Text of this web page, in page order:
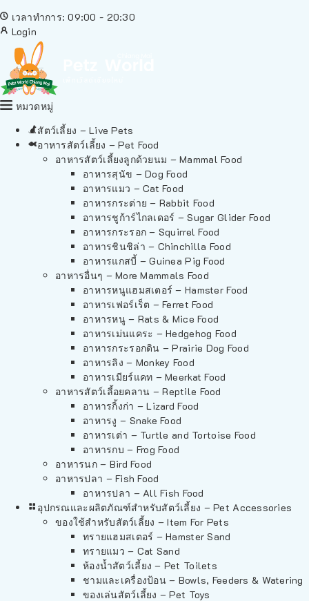
เวลาทำการ: 09:00 - 20:30
Login
หมวดหมู่
สัตว์เลี้ยง – Live Pets
อาหารสัตว์เลี้ยง – Pet Food
อาหารสัตว์เลี้ยงลูกด้วยนม – Mammal Food
อาหารสุนัข – Dog Food
อาหารแมว – Cat Food
อาหารกระต่าย – Rabbit Food
อาหารชูก้าร์ไกลเดอร์ – Sugar Glider Food
อาหารกระรอก – Squirrel Food
อาหารชินชิล่า – Chinchilla Food
อาหารแกสบี้ – Guinea Pig Food
อาหารอื่นๆ – More Mammals Food
อาหารหนูแฮมสเตอร์ – Hamster Food
อาหารเฟอร์เร็ต – Ferret Food
อาหารหนู – Rats & Mice Food
อาหารเม่นแคระ – Hedgehog Food
อาหารกระรอกดิน – Prairie Dog Food
อาหารลิง – Monkey Food
อาหารเมียร์แคท – Meerkat Food
อาหารสัตว์เลี้อยคลาน – Reptile Food
อาหารกิ้งก่า – Lizard Food
อาหารงู – Snake Food
อาหารเต่า – Turtle and Tortoise Food
อาหารกบ – Frog Food
อาหารนก – Bird Food
อาหารปลา – Fish Food
อาหารปลา – All Fish Food
อุปกรณและผลิตภัณฑ์สำหรับสัตว์เลี้ยง – Pet Accessories
ของใช้สำหรับสัตว์เลี้ยง – Item For Pets
ทรายแฮมสเตอร์ – Hamster Sand
ทรายแมว – Cat Sand
ห้องน้ำสัตว์เลี้ยง – Pet Toilets
ชามและเครื่องป้อน – Bowls, Feeders & Watering
ของเล่นสัตว์เลี้ยง – Pet Toys